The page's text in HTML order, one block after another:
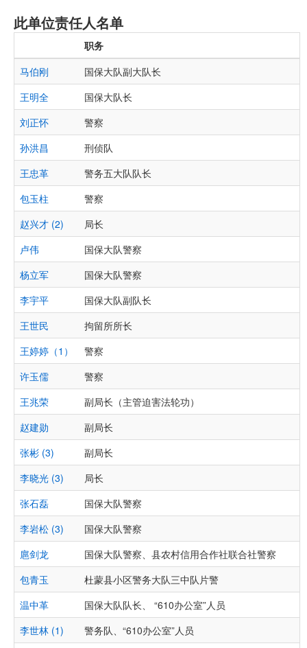
此单位责任人名单
职务
马伯刚
国保大队副大队长
王明全
国保大队长
刘正怀
警察
孙洪昌
刑侦队
王忠革
警务五大队队长
包玉柱
警察
赵兴才 (2)
局长
卢伟
国保大队警察
杨立军
国保大队警察
李宇平
国保大队副队长
王世民
拘留所所长
王婷婷（1）
警察
许玉儒
警察
王兆荣
副局长（主管迫害法轮功）
赵建勋
副局长
张彬 (3)
副局长
李晓光 (3)
局长
张石磊
国保大队警察
李岩松 (3)
国保大队警察
扈剑龙
国保大队警察、县农村信用合作社联合社警察
包青玉
杜蒙县小区警务大队三中队片警
温中革
国保大队队长、 “610办公室”人员
李世林 (1)
警务队、“610办公室”人员